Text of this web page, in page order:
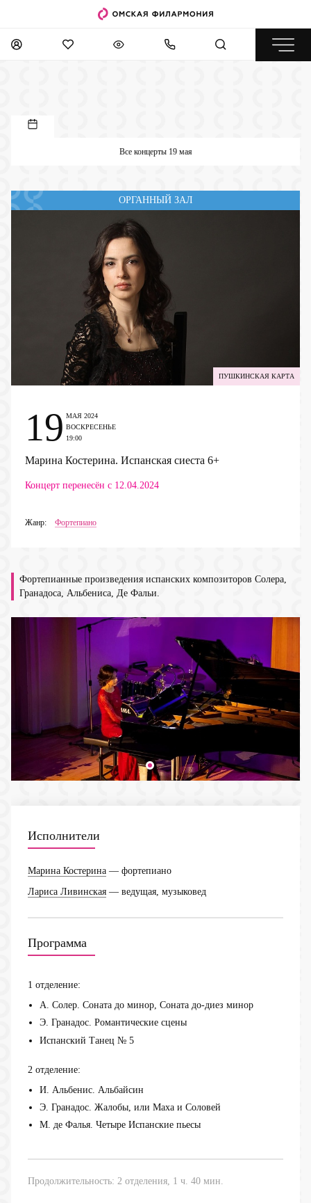
Все концерты 19 мая
ОРГАННЫЙ ЗАЛ
ПУШКИНСКАЯ КАРТА
Марина Костерина. Испанская сиеста 6+
Концерт перенесён с 12.04.2024
Жанр: Фортепиано
19 МАЯ 2024
ВОСКРЕСЕНЬЕ
19:00
Фортепианные произведения испанских композиторов Солера,
Гранадоса, Альбениса, Де Фальи.
Исполнители
Марина Костерина — фортепиано
Лариса Ливинская — ведущая, музыковед
Программа
1 отделение:
А. Солер. Соната до минор, Соната до-диез минор
Э. Гранадос. Романтические сцены
Испанский Танец № 5
2 отделение:
И. Альбенис. Альбайсин
Э. Гранадос. Жалобы, или Маха и Соловей
М. де Фалья. Четыре Испанские пьесы
Продолжительность: 2 отделения, 1 ч. 40 мин.